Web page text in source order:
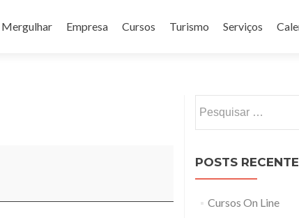
Mergulhar Empresa Cursos Turismo Serviços
por:
POSTS
Cursos On Line